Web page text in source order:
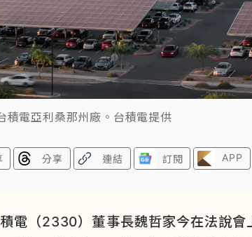
積電亞利桑那州廠。台積電提供
分享 連結 訂閱 APP
電（2330）董事長魏哲家今在法說會